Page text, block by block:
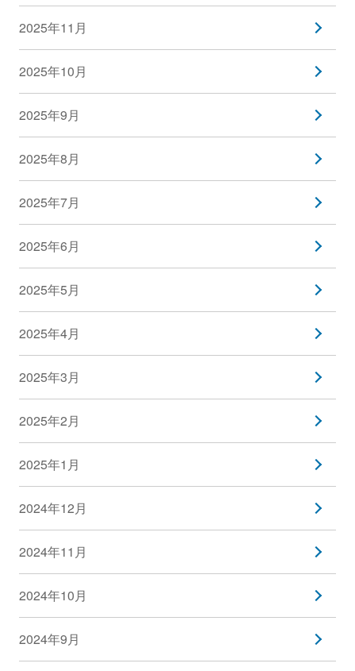
2025年11月
2025年10月
2025年9月
2025年8月
2025年7月
2025年6月
2025年5月
2025年4月
2025年3月
2025年2月
2025年1月
2024年12月
2024年11月
2024年10月
2024年9月